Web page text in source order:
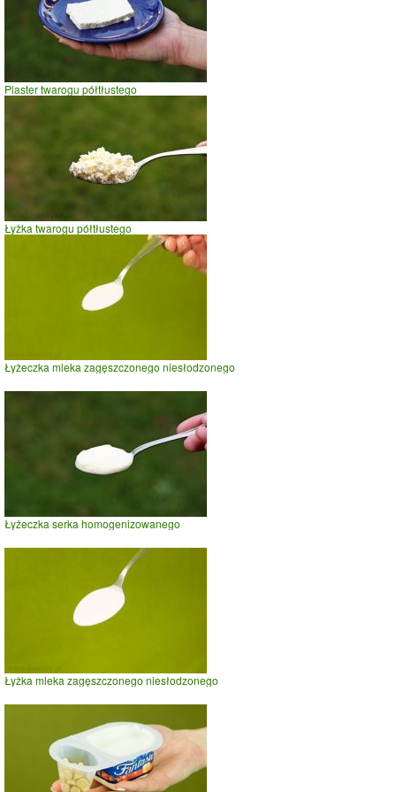
Plaster twarogu półtłustego
Łyżka twarogu półtłustego
Łyżeczka mleka zagęszczonego niesłodzonego
Łyżeczka serka homogenizowanego
Łyżka mleka zagęszczonego niesłodzonego